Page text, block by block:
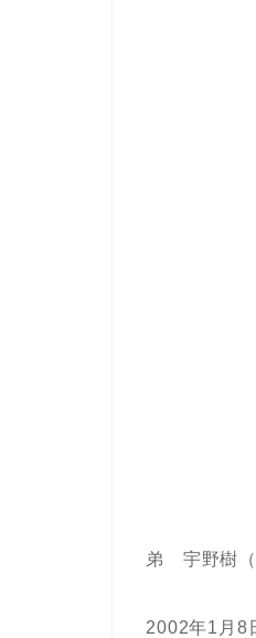
弟 宇野樹（
2002年1月8